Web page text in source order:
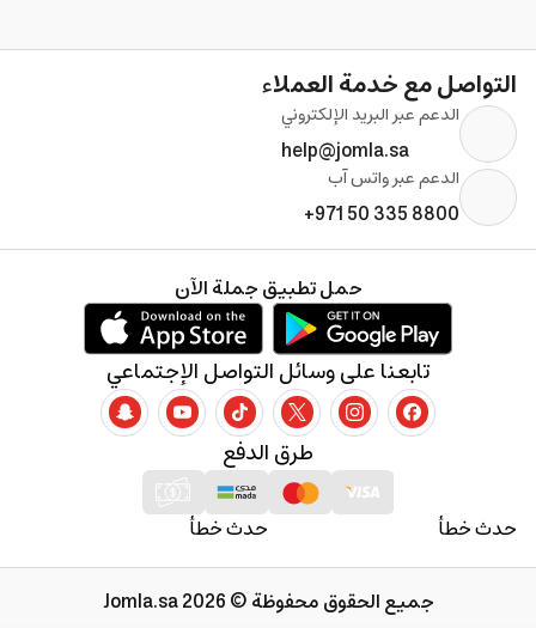
التواصل مع خدمة العملاء
الدعم عبر البريد الإلكتروني
help@jomla.sa
الدعم عبر واتس آب
+971 50 335 8800
حدث خطأ حدث خطأ
طرق الدفع
تابعنا على وسائل التواصل الإجتماعي
حمل تطبيق جملة الآن
جميع الحقوق محفوظة © 2026 Jomla.sa